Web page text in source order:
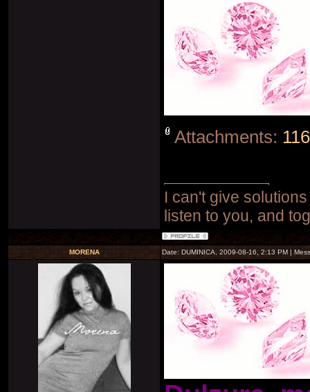
Attachments:
I can't give
listen to you, and
MORENA Date: DUMINICA, 2009-08-16, 2:13 PM |